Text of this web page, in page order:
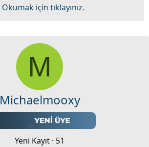
Okumak için tıklayınız.
M
Michaelmooxy
Yeni Kayıt · 51